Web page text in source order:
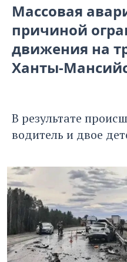
Массовая
причиной
движения на
Ханты-
В результате
водитель и двое